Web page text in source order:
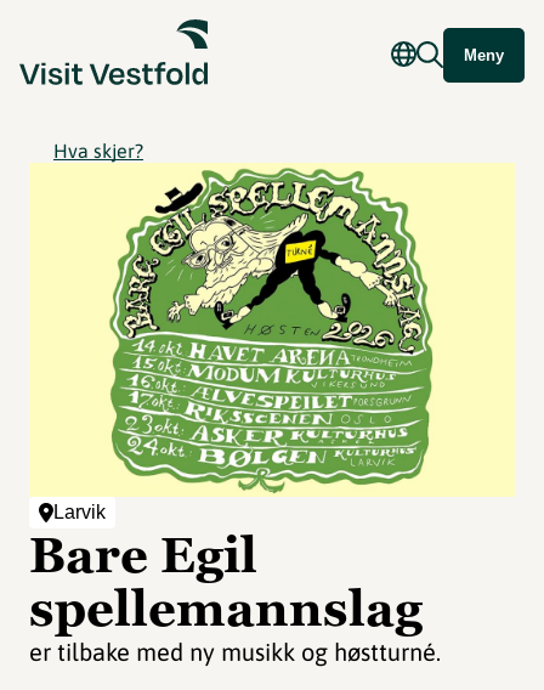
Meny
Hva skjer?
Larvik
Bare Egil
spellemannslag
er tilbake med ny musikk og høstturné.